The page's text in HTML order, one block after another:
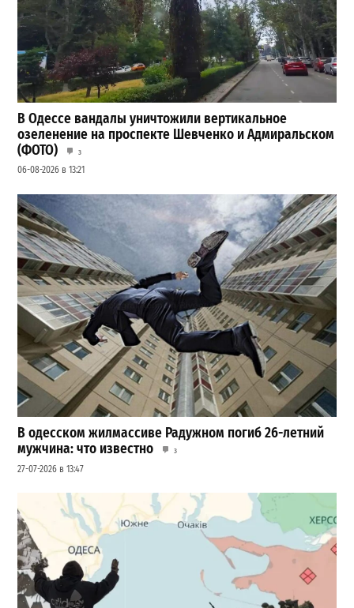
В Одессе вандалы уничтожили вертикальное
озеленение на проспекте Шевченко и Адмиральском
(ФОТО)
3
06-08-2026 в 13:21
В одесском жилмассиве Радужном погиб 26-летний
мужчина: что известно
3
27-07-2026 в 13:47